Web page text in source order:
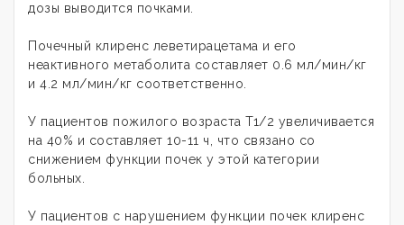
дозы выводится почками.
Почечный клиренс леветирацетама и его
неактивного метаболита составляет 0.6 мл/мин/кг
и 4.2 мл/мин/кг соответственно.
У пациентов пожилого возраста T1/2 увеличивается
на 40% и составляет 10-11 ч, что связано со
снижением функции почек у этой категории
больных.
У пациентов с нарушением функции почек клиренс